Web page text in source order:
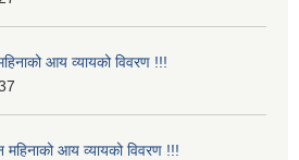
आय व्यायको विवरण !!!
आय व्यायको विवरण !!!